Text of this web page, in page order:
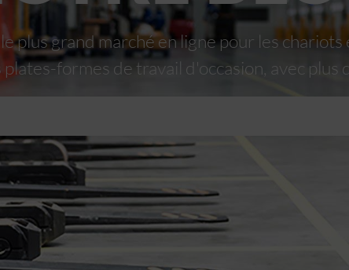
plus grand marché en ligne pour les
plates-formes de travail d'occasion, avec plus